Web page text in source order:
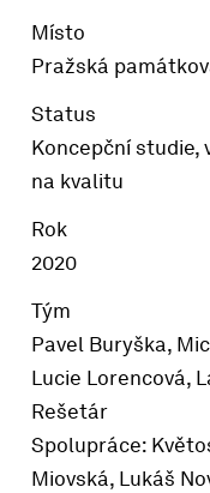
Místo
Pražská
Status
Koncepční studie,
na kvalitu
Rok
2020
Tým
Pavel Buryška,
Lucie Lorencová,
Rešetár
Spolupráce:
Miovská, Lukáš